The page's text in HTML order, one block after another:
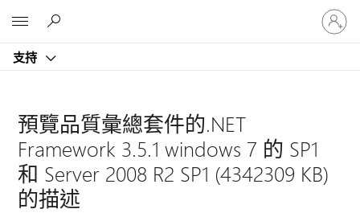
支持
登
入
您
預覽品質彙總套件的.NET
Framework 3.5.1 windows 7 的 SP1
和 Server 2008 R2 SP1 (4342309 KB)
的描述